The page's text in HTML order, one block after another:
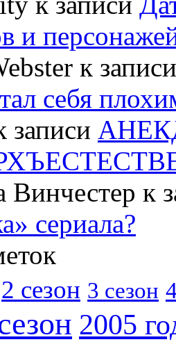
и
к
себя
записи
Винчестер к
сериала?
2 сезон 3 сезон
2005